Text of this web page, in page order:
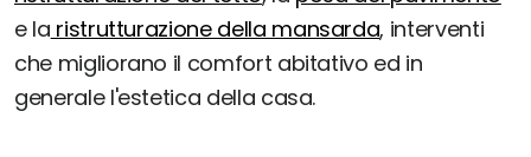
e la ristrutturazione della mansarda, interventi
che migliorano il comfort abitativo ed in
generale l'estetica della casa.